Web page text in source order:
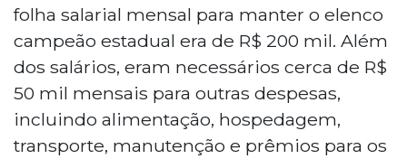
folha salarial mensal para manter o elenco
campeão estadual era de R$ 200 mil. Além
dos salários, eram necessários cerca de R$
50 mil mensais para outras despesas,
incluindo alimentação, hospedagem,
transporte, manutenção e prêmios para os